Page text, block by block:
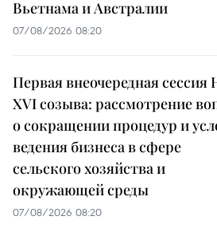
Вьетнама и Австралии
07/08/2026 08:20
Первая внеочередная сессия
XVI созыва: рассмотрение
о сокращении процедур и
ведения бизнеса в сфере
сельского хозяйства и
окружающей среды
07/08/2026 08:20